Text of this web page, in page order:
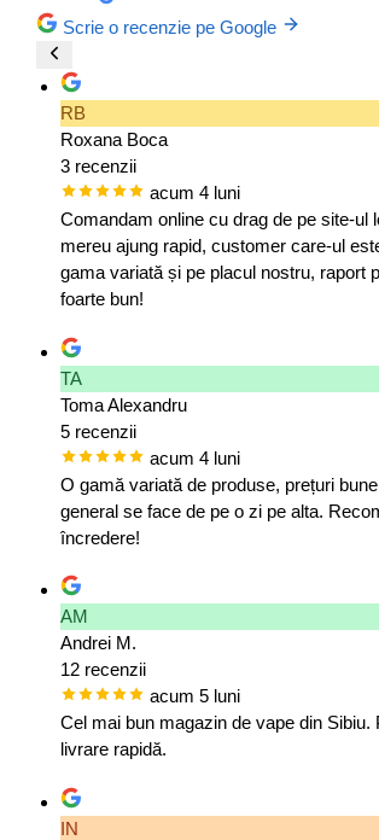
Scrie o recenzie pe Google
RB
Roxana Boca
3 recenzii
acum 4 luni
Comandam online cu drag de pe site-ul
mereu ajung rapid, customer care-ul
gama variată și pe placul nostru, raport
foarte bun!
TA
Toma Alexandru
5 recenzii
acum 4 luni
O gamă variată de produse, prețuri
general se face de pe o zi pe alta.
încredere!
AM
Andrei M.
12 recenzii
acum 5 luni
Cel mai bun magazin de vape din Sibiu.
livrare rapidă.
IN